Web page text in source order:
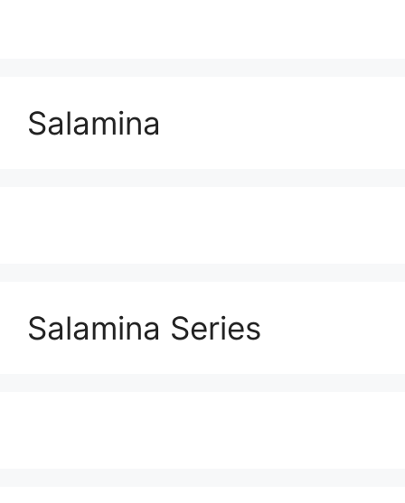
Salamina
Salamina Series